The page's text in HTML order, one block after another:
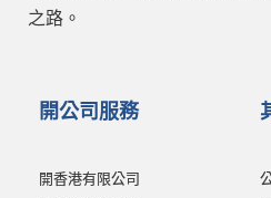
之路。
開公司服務
開香港有限公司